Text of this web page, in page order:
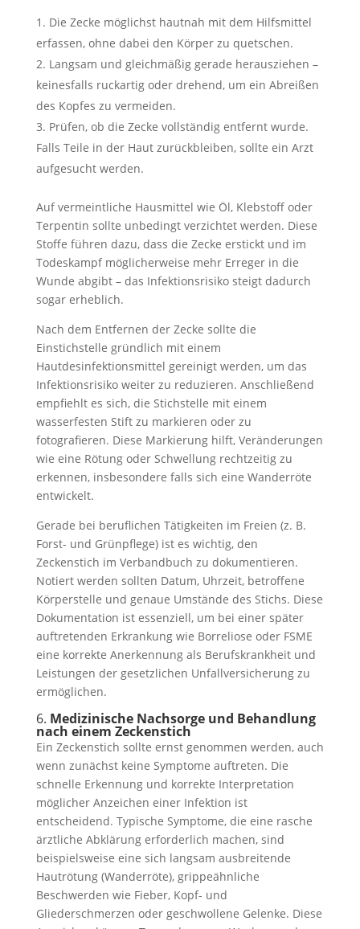
Die Zecke möglichst hautnah mit dem Hilfsmittel
erfassen, ohne dabei den Körper zu quetschen.
Langsam und gleichmäßig gerade herausziehen –
keinesfalls ruckartig oder drehend, um ein Abreißen
des Kopfes zu vermeiden.
Prüfen, ob die Zecke vollständig entfernt wurde.
Falls Teile in der Haut zurückbleiben, sollte ein Arzt
aufgesucht werden.
Auf vermeintliche Hausmittel wie Öl, Klebstoff oder
Terpentin sollte unbedingt verzichtet werden. Diese
Stoffe führen dazu, dass die Zecke erstickt und im
Todeskampf möglicherweise mehr Erreger in die
Wunde abgibt – das Infektionsrisiko steigt dadurch
sogar erheblich.
Nach dem Entfernen der Zecke sollte die
Einstichstelle gründlich mit einem
Hautdesinfektionsmittel gereinigt werden, um das
Infektionsrisiko weiter zu reduzieren. Anschließend
empfiehlt es sich, die Stichstelle mit einem
wasserfesten Stift zu markieren oder zu
fotografieren. Diese Markierung hilft, Veränderungen
wie eine Rötung oder Schwellung rechtzeitig zu
erkennen, insbesondere falls sich eine Wanderröte
entwickelt.
Gerade bei beruflichen Tätigkeiten im Freien (z. B.
Forst- und Grünpflege) ist es wichtig, den
Zeckenstich im Verbandbuch zu dokumentieren.
Notiert werden sollten Datum, Uhrzeit, betroffene
Körperstelle und genaue Umstände des Stichs. Diese
Dokumentation ist essenziell, um bei einer später
auftretenden Erkrankung wie Borreliose oder FSME
eine korrekte Anerkennung als Berufskrankheit und
Leistungen der gesetzlichen Unfallversicherung zu
ermöglichen.
6. Medizinische Nachsorge und Behandlung
nach einem Zeckenstich
Ein Zeckenstich sollte ernst genommen werden, auch
wenn zunächst keine Symptome auftreten. Die
schnelle Erkennung und korrekte Interpretation
möglicher Anzeichen einer Infektion ist
entscheidend. Typische Symptome, die eine rasche
ärztliche Abklärung erforderlich machen, sind
beispielsweise eine sich langsam ausbreitende
Hautrötung (Wanderröte), grippeähnliche
Beschwerden wie Fieber, Kopf- und
Gliederschmerzen oder geschwollene Gelenke. Diese